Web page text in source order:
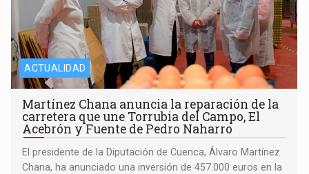
ACTUALIDAD
Martínez Chana anuncia la reparación de la
carretera que une Torrubia del Campo, El
Acebrón y Fuente de Pedro Naharro
El presidente de la Diputación de Cuenca, Álvaro Martínez
Chana, ha anunciado una inversión de 457.000 euros en la